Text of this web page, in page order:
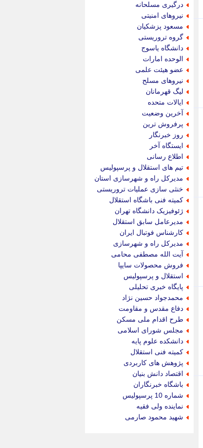
درگیری مسلحانه
نیروهای امنیتی
مسعود پزشکیان
گروه تروریستی
دانشگاه یاسوج
الوحده امارات
عضو هیئت علمی
نیروهای مسلح
لیگ قهرمانان
ایالات متحده
آخرین وضعیت
پرفروش ترین
روز خبرنگار
ایستگاه آخر
اطلاع رسانی
تیم های استقلال و پرسپولیس
مدیرکل راه و شهرسازی استان
خنثی سازی عملیات تروریستی
کمیته فنی باشگاه استقلال
ژئوفیزیک دانشگاه تهران
مدیرعامل سابق استقلال
کارشناس فوتبال ایران
مدیرکل راه و شهرسازی
آیت الله مصطفی محامی
فروش محصولات سایپا
استقلال و پرسپولیس
پایگاه خبری تحلیلی
محمدجواد حسین نژاد
دفاع مقدس و مقاومت
طرح اقدام ملی مسکن
مجلس شورای اسلامی
دانشکده علوم پایه
کمیته فنی استقلال
پژوهش های کاربردی
اقتصاد دانش بنیان
باشگاه خبرنگاران
شماره 10 پرسپولیس
نماینده ولی فقیه
شهید محمود صارمی